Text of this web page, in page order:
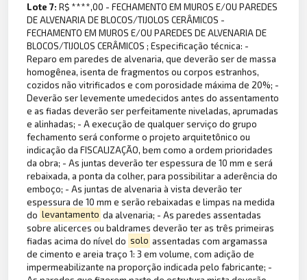
Lote 7:R$ ****,00 - FECHAMENTO EM MUROS E/OU PAREDES
DE ALVENARIA DE BLOCOS/TIJOLOS CERÂMICOS -
FECHAMENTO EM MUROS E/OU PAREDES DE ALVENARIA DE
BLOCOS/TIJOLOS CERÂMICOS ; Especificação técnica: -
Reparo em paredes de alvenaria, que deverão ser de massa
homogênea, isenta de fragmentos ou corpos estranhos,
cozidos não vitrificados e com porosidade máxima de 20%; -
Deverão ser levemente umedecidos antes do assentamento
e as fiadas deverão ser perfeitamente niveladas, aprumadas
e alinhadas; - A execução de qualquer serviço do grupo
fechamento será conforme o projeto arquitetônico ou
indicação da FISCALIZAÇÃO, bem como a ordem prioridades
da obra; - As juntas deverão ter espessura de 10 mm e será
rebaixada, a ponta da colher, para possibilitar a aderência do
emboço; - As juntas de alvenaria à vista deverão ter
espessura de 10 mm e serão rebaixadas e limpas na medida
do levantamento da alvenaria; - As paredes assentadas
sobre alicerces ou baldrames deverão ter as três primeiras
fiadas acima do nível do solo assentadas com argamassa
de cimento e areia traço 1: 3 em volume, com adição de
impermeabilizante na proporção indicada pelo fabricante; -